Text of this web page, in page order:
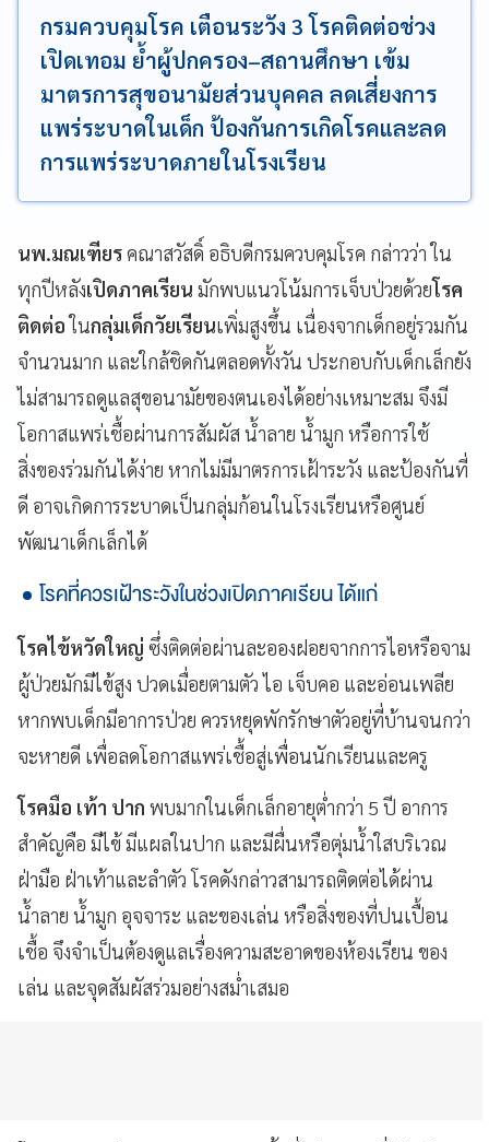
กรมควบคุมโรค เตือนระวัง 3 โรคติดต่อช่วง
เปิดเทอม ย้ำผู้ปกครอง–สถานศึกษา เข้ม
มาตรการสุขอนามัยส่วนบุคคล ลดเสี่ยงการ
แพร่ระบาดในเด็ก ป้องกันการเกิดโรคและลด
การแพร่ระบาดภายในโรงเรียน
นพ.มณเฑียรคณาสวัสดิ์ อธิบดีกรมควบคุมโรค กล่าวว่า ใน
ทุกปีหลังเปิดภาคเรียน มักพบแนวโน้มการเจ็บป่วยด้วยโรค
ติดต่อในกลุ่มเด็กวัยเรียนเพิ่มสูงขึ้น เนื่องจากเด็กอยู่รวมกัน
จำนวนมาก และใกล้ชิดกันตลอดทั้งวัน ประกอบกับเด็กเล็กยัง
ไม่สามารถดูแลสุขอนามัยของตนเองได้อย่างเหมาะสม จึงมี
โอกาสแพร่เชื้อผ่านการสัมผัส น้ำลาย น้ำมูก หรือการใช้
สิ่งของร่วมกันได้ง่าย หากไม่มีมาตรการเฝ้าระวัง และป้องกันที่
ดี อาจเกิดการระบาดเป็นกลุ่มก้อนในโรงเรียนหรือศูนย์
พัฒนาเด็กเล็กได้
โรคที่ควรเฝ้าระวังในช่วงเปิดภาคเรียน ได้แก่
โรคไข้หวัดใหญ่ ซึ่งติดต่อผ่านละอองฝอยจากการไอหรือจาม
ผู้ป่วยมักมีไข้สูง ปวดเมื่อยตามตัว ไอ เจ็บคอ และอ่อนเพลีย
หากพบเด็กมีอาการป่วย ควรหยุดพักรักษาตัวอยู่ที่บ้านจนกว่า
จะหายดี เพื่อลดโอกาสแพร่เชื้อสู่เพื่อนนักเรียนและครู
โรคมือ เท้า ปาก พบมากในเด็กเล็กอายุต่ำกว่า 5 ปี อาการ
สำคัญคือ มีไข้ มีแผลในปาก และมีผื่นหรือตุ่มน้ำใสบริเวณ
ฝ่ามือ ฝ่าเท้าและลำตัว โรคดังกล่าวสามารถติดต่อได้ผ่าน
น้ำลาย น้ำมูก อุจจาระ และของเล่น หรือสิ่งของที่ปนเปื้อน
เชื้อ จึงจำเป็นต้องดูแลเรื่องความสะอาดของห้องเรียน ของ
เล่น และจุดสัมผัสร่วมอย่างสม่ำเสมอ